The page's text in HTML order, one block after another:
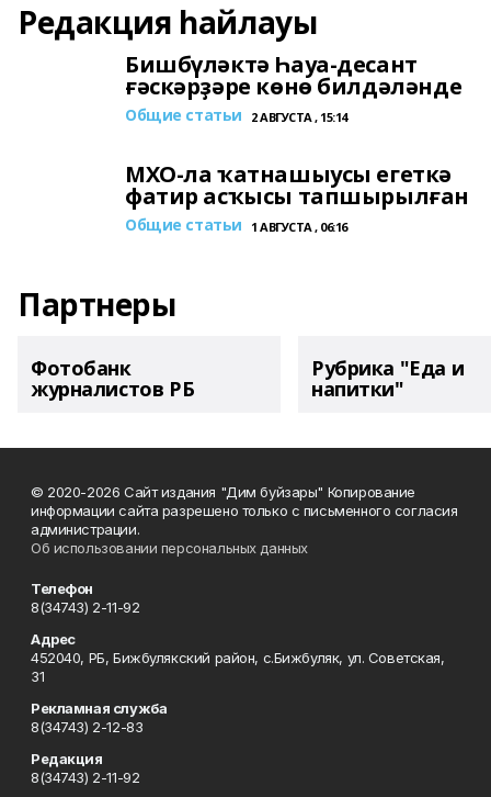
Редакция һайлауы
Бишбүләктә Һауа-десант
ғәскәрҙәре көнө билдәләнде
Общие статьи 2 АВГУСТА , 15:14
МХО-ла ҡатнашыусы егеткә
фатир асҡысы тапшырылған
Общие статьи 1 АВГУСТА , 06:16
Партнеры
Фотобанк
журналистов РБ
Рубрика "Еда и
напитки"
© 2020-2026 Сайт издания "Дим буйзары" Копирование
информации сайта разрешено только с письменного согласия
администрации.
Об использовании персональных данных
Телефон
8(34743) 2-11-92
Адрес
452040, РБ, Бижбулякский район, с.Бижбуляк, ул. Советская,
31
Рекламная служба
8(34743) 2-12-83
Редакция
8(34743) 2-11-92